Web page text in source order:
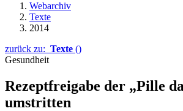
Webarchiv
Texte
2014
zurück zu: Texte ()
Gesundheit
Rezeptfreigabe der „Pille
umstritten